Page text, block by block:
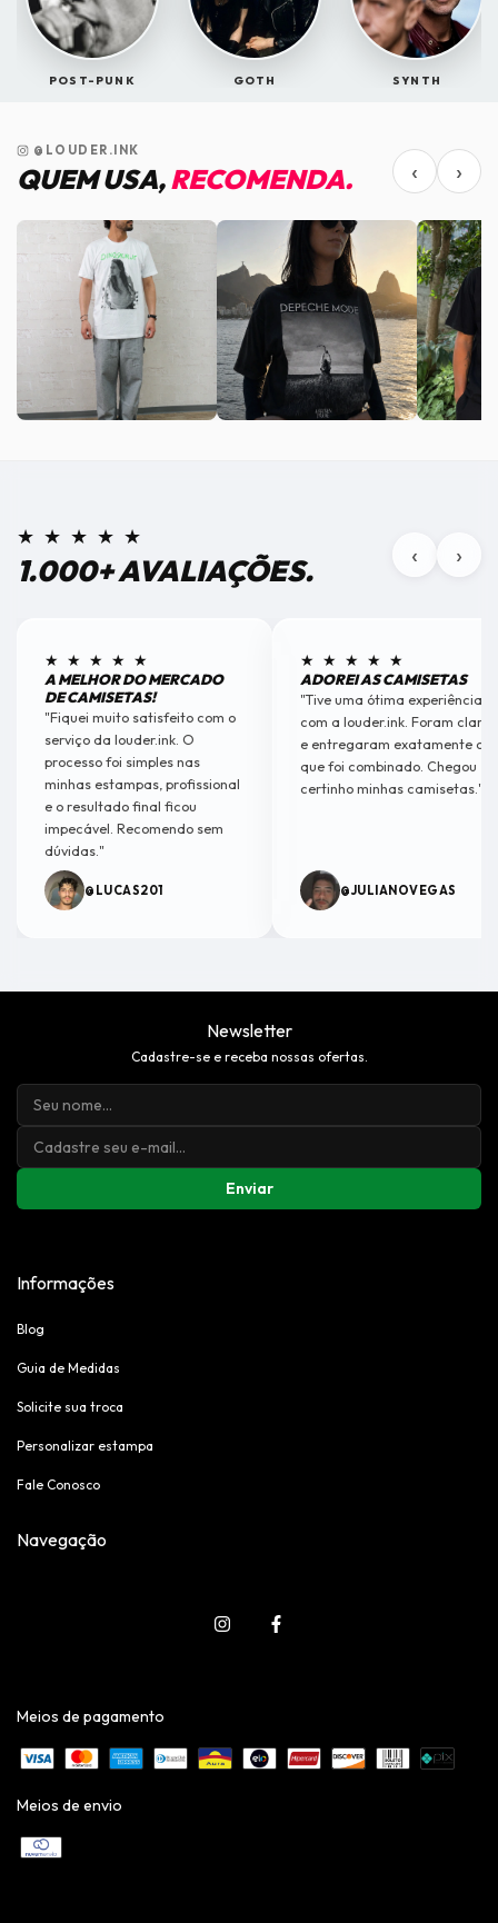
POST-PUNK GOTH SYNTH
@LOUDER.INK
QUEM USA,RECOMENDA. ‹ ›
★ ★ ★ ★ ★
1.000+ AVALIAÇÕES. ‹ ›
★ ★ ★ ★ ★
A MELHOR DO MERCADO
DE CAMISETAS!
"Fiquei muito satisfeito com o
serviço da louder.ink. O
processo foi simples nas
minhas estampas, profissional
e o resultado final ficou
impecável. Recomendo sem
dúvidas."
@LUCAS201
★ ★ ★ ★ ★
ADOREI AS CAMISETAS
"Tive uma ótima experiência
com a louder.ink. Foram claros
e entregaram exatamente o
que foi combinado. Chegou
certinho minhas camisetas."
@JULIANOVEGAS
Newsletter
Cadastre-se e receba nossas ofertas.
Enviar
Informações
Blog
Guia de Medidas
Solicite sua troca
Personalizar estampa
Fale Conosco
Navegação
Meios de pagamento
Meios de envio